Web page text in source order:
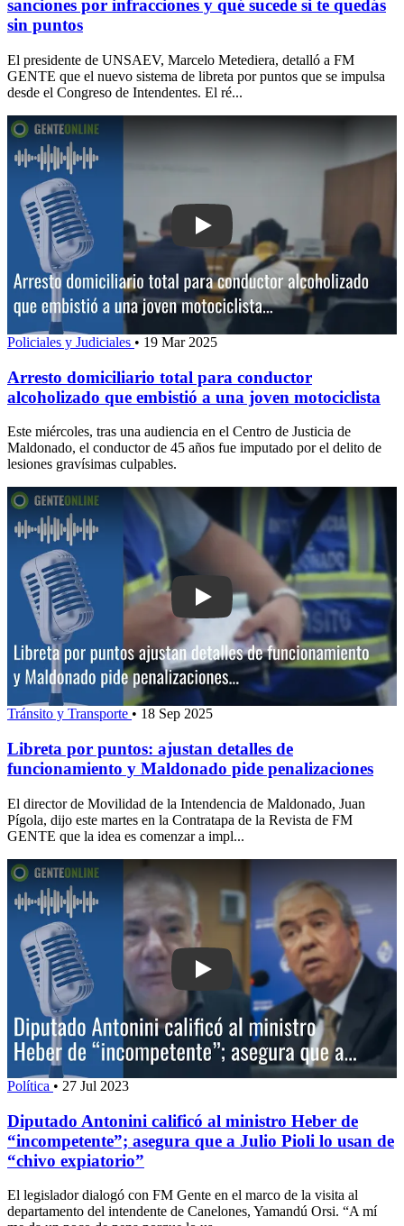
sanciones por infracciones y qué sucede si te quedás
sin puntos
El presidente de UNSAEV, Marcelo Metediera, detalló a FM
GENTE que el nuevo sistema de libreta por puntos que se impulsa
desde el Congreso de Intendentes. El ré...
Play: Arresto domiciliario total para
Policiales y Judiciales • 19 Mar 2025
Arresto domiciliario total para conductor
alcoholizado que embistió a una joven motociclista
Este miércoles, tras una audiencia en el Centro de Justicia de
Maldonado, el conductor de 45 años fue imputado por el delito de
lesiones gravísimas culpables.
Play: Libreta por puntos: ajustan
Tránsito y Transporte • 18 Sep 2025
Libreta por puntos: ajustan detalles de
funcionamiento y Maldonado pide penalizaciones
El director de Movilidad de la Intendencia de Maldonado, Juan
Pígola, dijo este martes en la Contratapa de la Revista de FM
GENTE que la idea es comenzar a impl...
Play: Diputado Antonini calificó al
Política • 27 Jul 2023
Diputado Antonini calificó al ministro Heber de
“incompetente”; asegura que a Julio Pioli lo usan de
“chivo expiatorio”
El legislador dialogó con FM Gente en el marco de la visita al
departamento del intendente de Canelones, Yamandú Orsi. “A mí